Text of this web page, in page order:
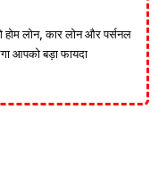
लोन, कार लोन और पर्सनल
आपको बड़ा फायदा